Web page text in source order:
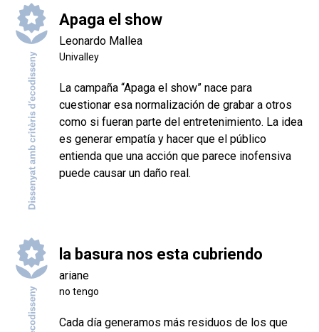
Apaga el show
Leonardo Mallea
Univalley
La campaña “Apaga el show” nace para
cuestionar esa normalización de grabar a otros
como si fueran parte del entretenimiento. La idea
es generar empatía y hacer que el público
entienda que una acción que parece inofensiva
puede causar un daño real.
la basura nos esta cubriendo
ariane
no tengo
Cada día generamos más residuos de los que